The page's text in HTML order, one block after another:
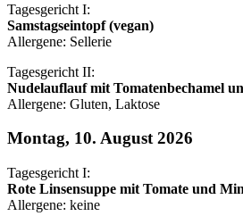
Tagesgericht I:
Samstagseintopf (vegan)
Allergene: Sellerie
Tagesgericht II:
Nudelauflauf mit Tomatenbechamel
Allergene: Gluten, Laktose
Montag, 10. August 2026
Tagesgericht I:
Rote Linsensuppe mit Tomate und
Allergene: keine